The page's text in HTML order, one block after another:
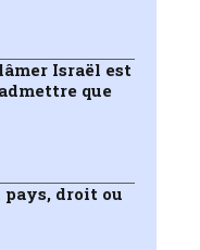
Israël est
que
pays, droit ou